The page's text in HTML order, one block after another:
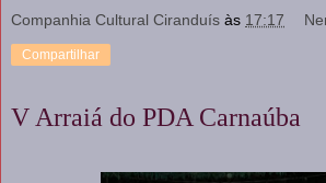
Companhia Cultural Ciranduís às 17:17
Compartilhar
V Arraiá do PDA Carnaúba